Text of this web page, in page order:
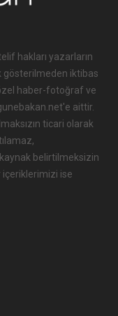
hakları yazarların
gösterilmeden iktibas
haber-fotoğraf ve
aittir.
ticari olarak
belirtilmeksizin
içeriklerimizi ise